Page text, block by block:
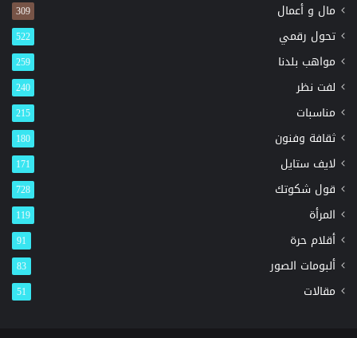
مال و أعمال 309
تحول رقمي 522
مواهب بلدنا 259
لفت نظر 240
مناسبات 215
ثقافة وفنون 180
لايف ستايل 171
قول شكوتك 728
المرأة 119
أقلام حرة 91
ألبومات الصور 83
مقالات 51